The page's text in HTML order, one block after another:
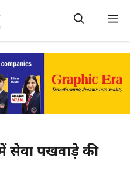
सेवा पखवाड़े की